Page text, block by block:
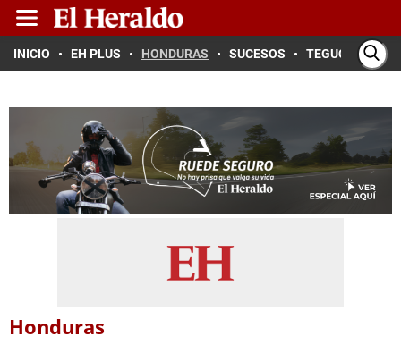
INICIO EH PLUS HONDURAS SUCESOS TEGUCIGALPA
Honduras